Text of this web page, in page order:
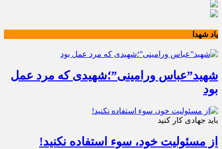
یاد شهدا
شهید”عباس ورامینی”؛شهیدی که مرد عمل
بود
باید جهادی کار کنید
از مسئولیت خود، سوء استفاده نکنید!